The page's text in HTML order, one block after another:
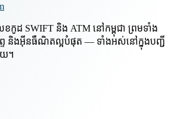
ខកូដ SWIFT និង ATM នៅកម្ពុជា ព្រមទាំង
ទ និងអ៊ីនធឺណិតល្អបំផុត — ទាំងអស់នៅក្នុងបញ្ជី
យ។